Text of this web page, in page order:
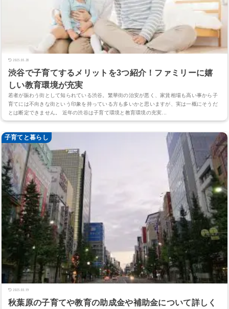
渋谷で子育てするメリットを3つ紹介！ファミリーに嬉
しい教育環境が充実
2025.05.28
若者が賑わう街として知られている渋谷。繁華街の治安が悪く、家賃相場も高い事から子
育てには不向きな街という印象を持っている方も多いかと思いますが、実は一概にそうだ
とは断定できません。 近年の渋谷は子育て環境と教育環境の充実...
子育てと暮らし
秋葉原の子育てや教育の助成金や補助金について詳しく
2025.03.19